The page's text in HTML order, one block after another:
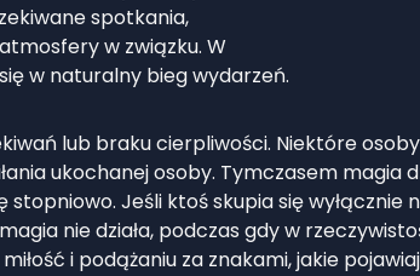
spotkania,
w związku. W
w naturalny bieg wydarzeń.
lub braku cierpliwości. Niektóre
ukochanej osoby. Tymczasem magia
Jeśli ktoś skupia się wyłącznie
nie działa, podczas gdy w
i podążaniu za znakami, jakie